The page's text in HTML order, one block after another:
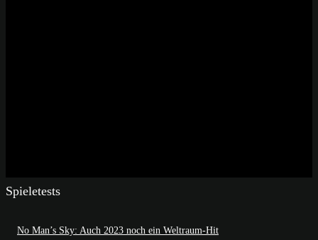
Spieletests
No Man’s Sky: Auch 2023 noch ein Weltraum-Hit